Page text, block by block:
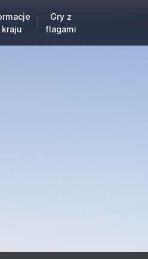
kraju
Gry z
flagami